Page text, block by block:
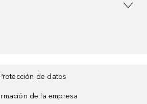
Protección de datos
de la empresa